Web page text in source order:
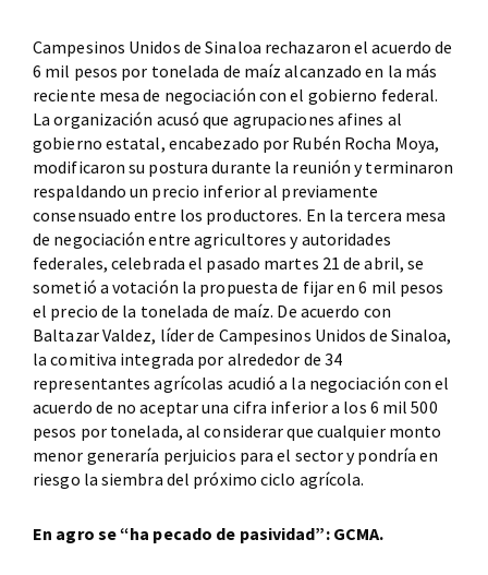
Campesinos Unidos de Sinaloa rechazaron el acuerdo de
6 mil pesos por tonelada de maíz alcanzado en la más
reciente mesa de negociación con el gobierno federal.
La organización acusó que agrupaciones afines al
gobierno estatal, encabezado por Rubén Rocha Moya,
modificaron su postura durante la reunión y terminaron
respaldando un precio inferior al previamente
consensuado entre los productores. En la tercera mesa
de negociación entre agricultores y autoridades
federales, celebrada el pasado martes 21 de abril, se
sometió a votación la propuesta de fijar en 6 mil pesos
el precio de la tonelada de maíz. De acuerdo con
Baltazar Valdez, líder de Campesinos Unidos de Sinaloa,
la comitiva integrada por alrededor de 34
representantes agrícolas acudió a la negociación con el
acuerdo de no aceptar una cifra inferior a los 6 mil 500
pesos por tonelada, al considerar que cualquier monto
menor generaría perjuicios para el sector y pondría en
riesgo la siembra del próximo ciclo agrícola.
En agro se “ha pecado de pasividad”: GCMA.